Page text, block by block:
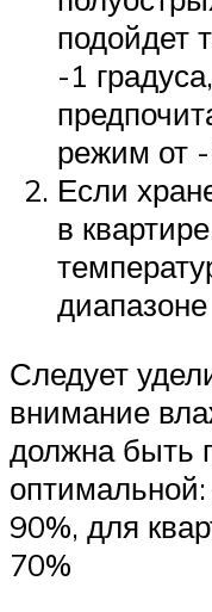
подойдет
-1
режим от
Если
в
Следует
внимание
должна быть
90%, для
70%